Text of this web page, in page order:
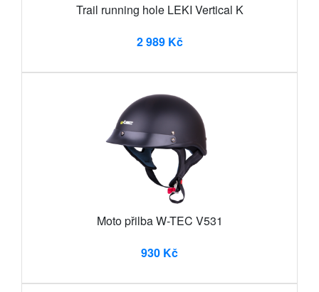
Trail running hole LEKI Vertical K
2 989 Kč
Moto přilba W-TEC V531
930 Kč